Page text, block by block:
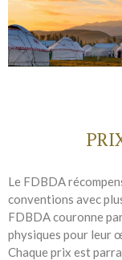
Le FDBDA
conventions avec
FDBDA couronne
physiques pour leur
Chaque prix est